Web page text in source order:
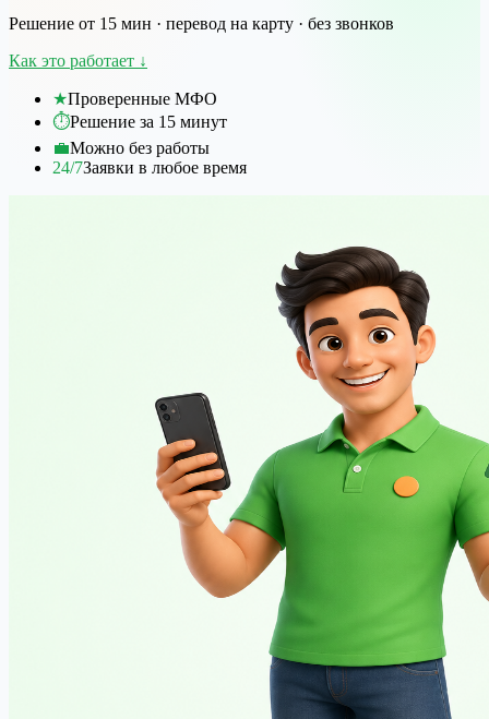
Решение от 15 мин · перевод на карту · без звонков
Как это работает ↓
★Проверенные МФО
⏱Решение за 15 минут
💼Можно без работы
24/7Заявки в любое время